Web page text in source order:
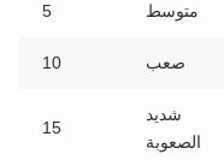
5 متوسط
10 صعب
15
شديد
الصعوبة